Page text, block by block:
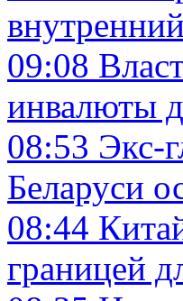
09:08
инвалюты
08:53 Экс-
Беларуси
08:44
границей